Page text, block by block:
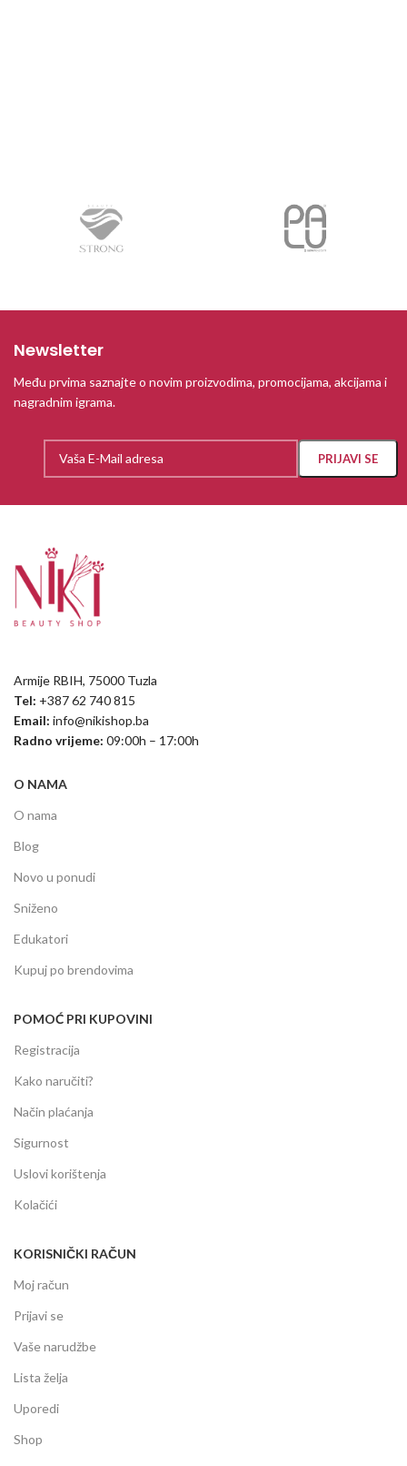
Newsletter
Među prvima saznajte o novim proizvodima, promocijama, akcijama i
nagradnim igrama.
Armije RBIH, 75000 Tuzla
Tel: +387 62 740 815
Email: info@nikishop.ba
Radno vrijeme: 09:00h – 17:00h
O NAMA
O nama
Blog
Novo u ponudi
Sniženo
Edukatori
Kupuj po brendovima
POMOĆ PRI KUPOVINI
Registracija
Kako naručiti?
Način plaćanja
Sigurnost
Uslovi korištenja
Kolačići
KORISNIČKI RAČUN
Moj račun
Prijavi se
Vaše narudžbe
Lista želja
Uporedi
Shop